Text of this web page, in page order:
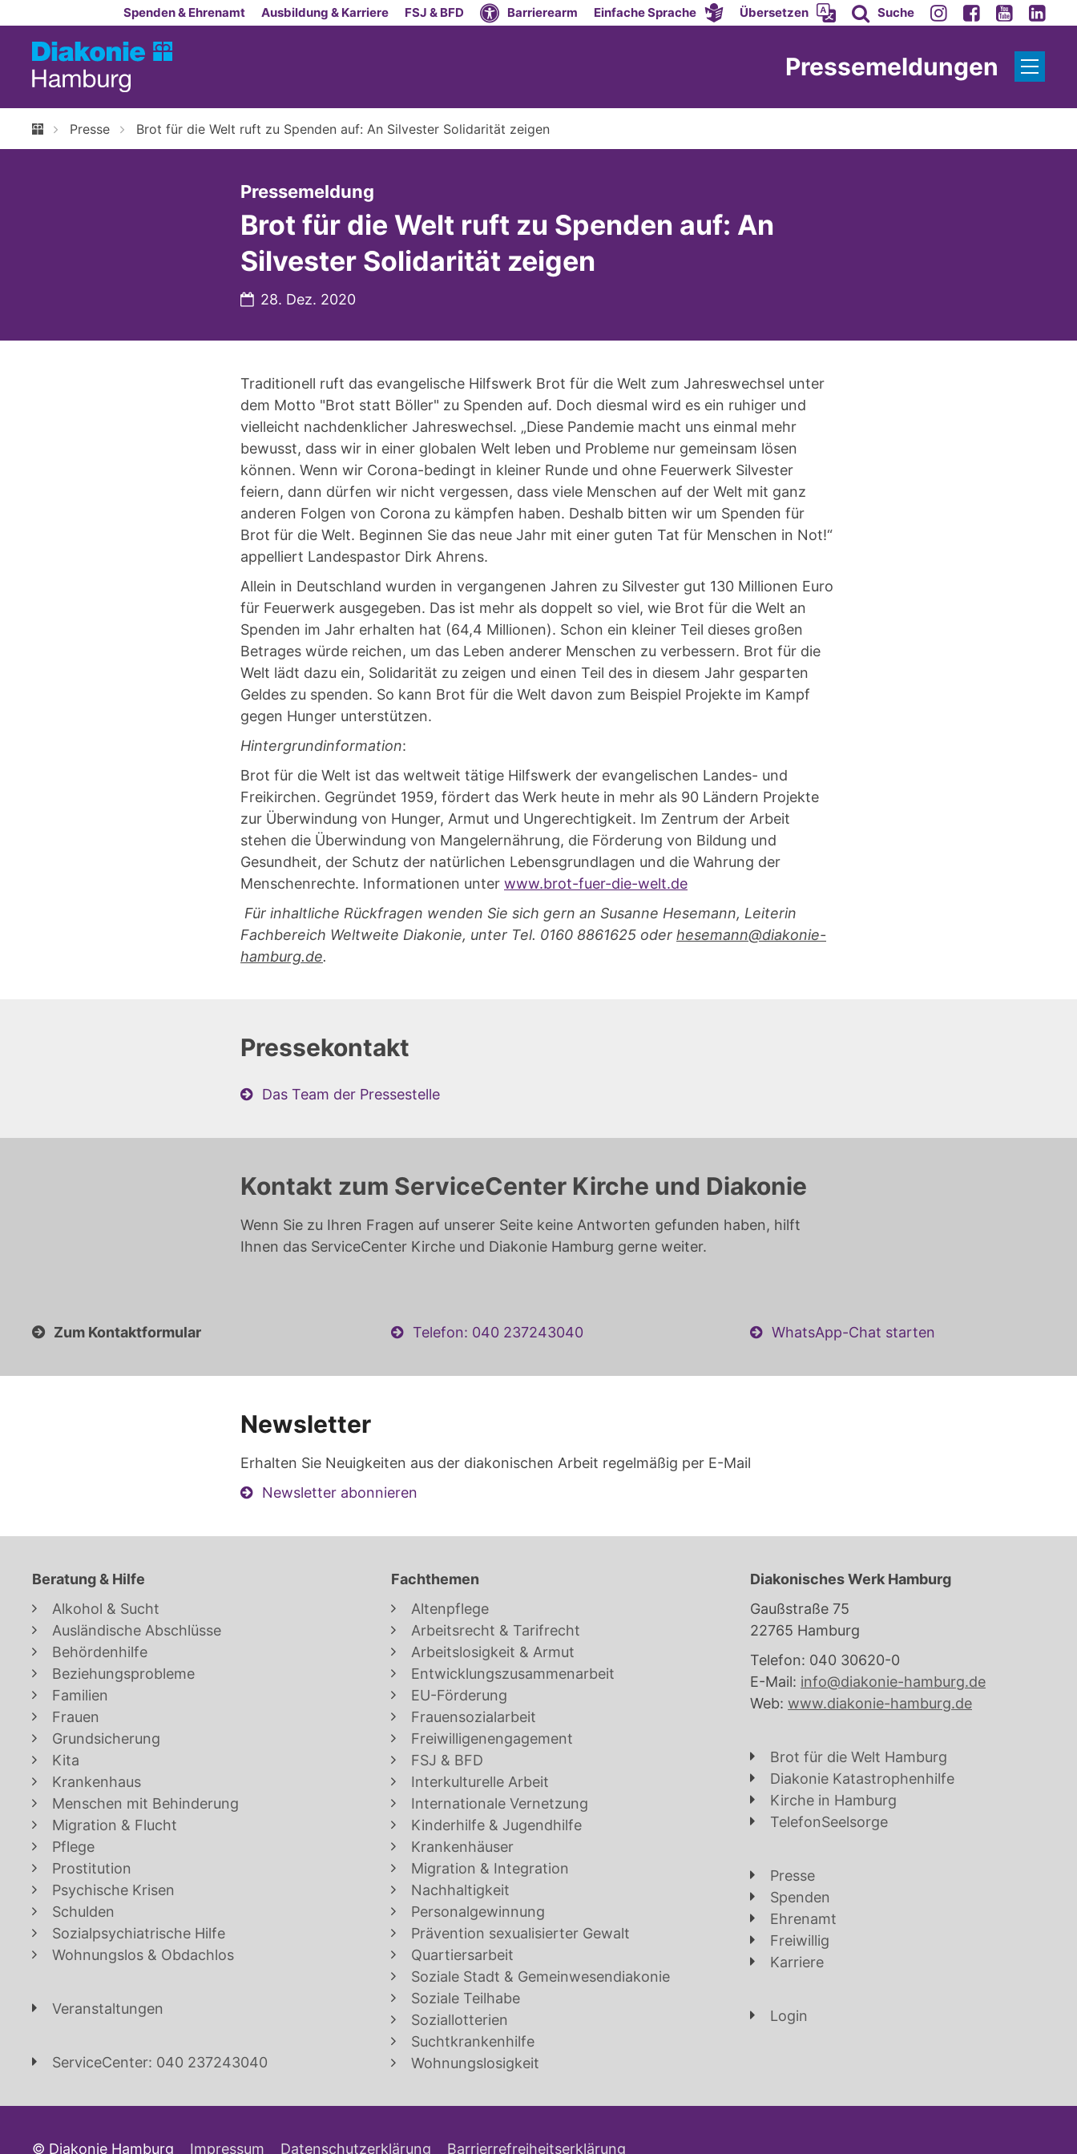
Zum Inhalt springenSpenden & Ehrenamt Ausbildung & Karriere FSJ & BFD Barrierearm Einfache Sprache Übersetzen Suche
Pressemeldungen
Presse Brot für die Welt ruft zu Spenden auf: An Silvester Solidarität zeigen
Pressemeldung
Brot für die Welt ruft zu Spenden auf: An
Silvester Solidarität zeigen
Datum:
28. Dez. 2020
Traditionell ruft das evangelische Hilfswerk Brot für die Welt zum Jahreswechsel unter
dem Motto "Brot statt Böller" zu Spenden auf. Doch diesmal wird es ein ruhiger und
vielleicht nachdenklicher Jahreswechsel. „Diese Pandemie macht uns einmal mehr
bewusst, dass wir in einer globalen Welt leben und Probleme nur gemeinsam lösen
können. Wenn wir Corona-bedingt in kleiner Runde und ohne Feuerwerk Silvester
feiern, dann dürfen wir nicht vergessen, dass viele Menschen auf der Welt mit ganz
anderen Folgen von Corona zu kämpfen haben. Deshalb bitten wir um Spenden für
Brot für die Welt. Beginnen Sie das neue Jahr mit einer guten Tat für Menschen in Not!“
appelliert Landespastor Dirk Ahrens.
Allein in Deutschland wurden in vergangenen Jahren zu Silvester gut 130 Millionen Euro
für Feuerwerk ausgegeben. Das ist mehr als doppelt so viel, wie Brot für die Welt an
Spenden im Jahr erhalten hat (64,4 Millionen). Schon ein kleiner Teil dieses großen
Betrages würde reichen, um das Leben anderer Menschen zu verbessern. Brot für die
Welt lädt dazu ein, Solidarität zu zeigen und einen Teil des in diesem Jahr gesparten
Geldes zu spenden. So kann Brot für die Welt davon zum Beispiel Projekte im Kampf
gegen Hunger unterstützen.
Hintergrundinformation:
Brot für die Welt ist das weltweit tätige Hilfswerk der evangelischen Landes- und
Freikirchen. Gegründet 1959, fördert das Werk heute in mehr als 90 Ländern Projekte
zur Überwindung von Hunger, Armut und Ungerechtigkeit. Im Zentrum der Arbeit
stehen die Überwindung von Mangelernährung, die Förderung von Bildung und
Gesundheit, der Schutz der natürlichen Lebensgrundlagen und die Wahrung der
Menschenrechte. Informationen unter www.brot-fuer-die-welt.de
Für inhaltliche Rückfragen wenden Sie sich gern an Susanne Hesemann, Leiterin
Fachbereich Weltweite Diakonie, unter Tel. 0160 8861625 oder hesemann@diakonie-
hamburg.de.
Pressekontakt
Das Team der Pressestelle
Kontakt zum ServiceCenter Kirche und Diakonie
Wenn Sie zu Ihren Fragen auf unserer Seite keine Antworten gefunden haben, hilft
Ihnen das ServiceCenter Kirche und Diakonie Hamburg gerne weiter.
Zum Kontaktformular Telefon: 040 237243040 WhatsApp-Chat starten
Newsletter
Erhalten Sie Neuigkeiten aus der diakonischen Arbeit regelmäßig per E-Mail
Newsletter abonnieren
Beratung & Hilfe
Alkohol & Sucht
Ausländische Abschlüsse
Behördenhilfe
Beziehungsprobleme
Familien
Frauen
Grundsicherung
Kita
Krankenhaus
Menschen mit Behinderung
Migration & Flucht
Pflege
Prostitution
Psychische Krisen
Schulden
Sozialpsychiatrische Hilfe
Wohnungslos & Obdachlos
Veranstaltungen
ServiceCenter: 040 237243040
Fachthemen
Altenpflege
Arbeitsrecht & Tarifrecht
Arbeitslosigkeit & Armut
Entwicklungszusammenarbeit
EU-Förderung
Frauensozialarbeit
Freiwilligenengagement
FSJ & BFD
Interkulturelle Arbeit
Internationale Vernetzung
Kinderhilfe & Jugendhilfe
Krankenhäuser
Migration & Integration
Nachhaltigkeit
Personalgewinnung
Prävention sexualisierter Gewalt
Quartiersarbeit
Soziale Stadt & Gemeinwesendiakonie
Soziale Teilhabe
Soziallotterien
Suchtkrankenhilfe
Wohnungslosigkeit
Diakonisches Werk Hamburg
Gaußstraße 75
22765 Hamburg
Telefon: 040 30620-0
E-Mail: info@diakonie-hamburg.de
Web: www.diakonie-hamburg.de
Brot für die Welt Hamburg
Diakonie Katastrophenhilfe
Kirche in Hamburg
TelefonSeelsorge
Presse
Spenden
Ehrenamt
Freiwillig
Karriere
Login
© Diakonie Hamburg Impressum Datenschutzerklärung Barrierrefreiheitserklärung